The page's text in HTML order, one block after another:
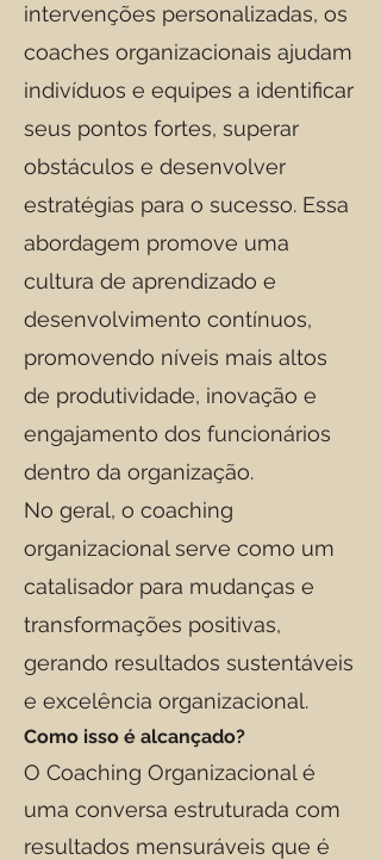
intervenções personalizadas, os
coaches organizacionais ajudam
indivíduos e equipes a identificar
seus pontos fortes, superar
obstáculos e desenvolver
estratégias para o sucesso. Essa
abordagem promove uma
cultura de aprendizado e
desenvolvimento contínuos,
promovendo níveis mais altos
de produtividade, inovação e
engajamento dos funcionários
dentro da organização.
No geral, o coaching
organizacional serve como um
catalisador para mudanças e
transformações positivas,
gerando resultados sustentáveis
e excelência organizacional.
Como isso é alcançado?
O Coaching Organizacional é
uma conversa estruturada com
resultados mensuráveis que é